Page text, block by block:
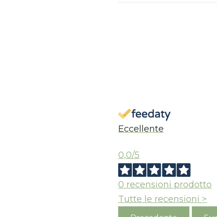
Eccellente
0,0/5
0 recensioni prodotto
Tutte le recensioni >